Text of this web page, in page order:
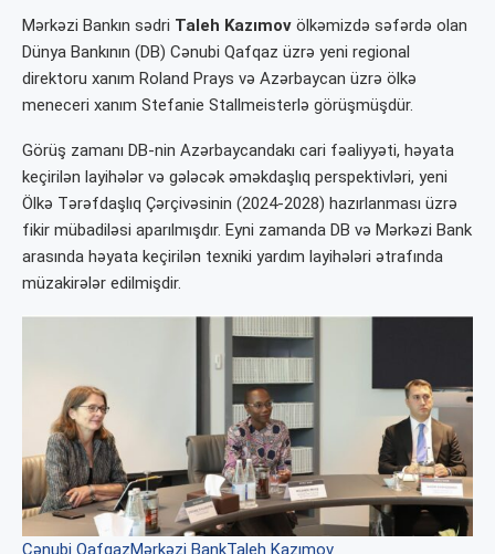
Mərkəzi Bankın sədri Taleh Kazımov ölkəmizdə səfərdə olan
Dünya Bankının (DB) Cənubi Qafqaz üzrə yeni regional
direktoru xanım Roland Prays və Azərbaycan üzrə ölkə
meneceri xanım Stefanie Stallmeisterlə görüşmüşdür.
Görüş zamanı DB-nin Azərbaycandakı cari fəaliyyəti, həyata
keçirilən layihələr və gələcək əməkdaşlıq perspektivləri, yeni
Ölkə Tərəfdaşlıq Çərçivəsinin (2024-2028) hazırlanması üzrə
fikir mübadiləsi aparılmışdır. Eyni zamanda DB və Mərkəzi Bank
arasında həyata keçirilən texniki yardım layihələri ətrafında
müzakirələr edilmişdir.
Cənubi QafqazMərkəzi BankTaleh Kazımov